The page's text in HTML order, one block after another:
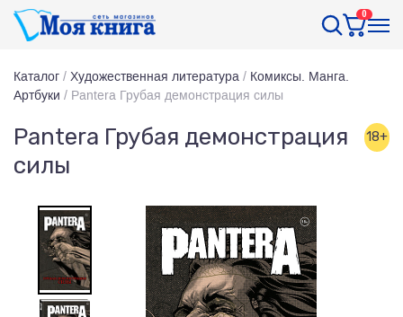
0
Каталог / Художественная литература / Комиксы. Манга.
Артбуки / Pantera Грубая демонстрация силы
Pantera Грубая демонстрация
силы
18+